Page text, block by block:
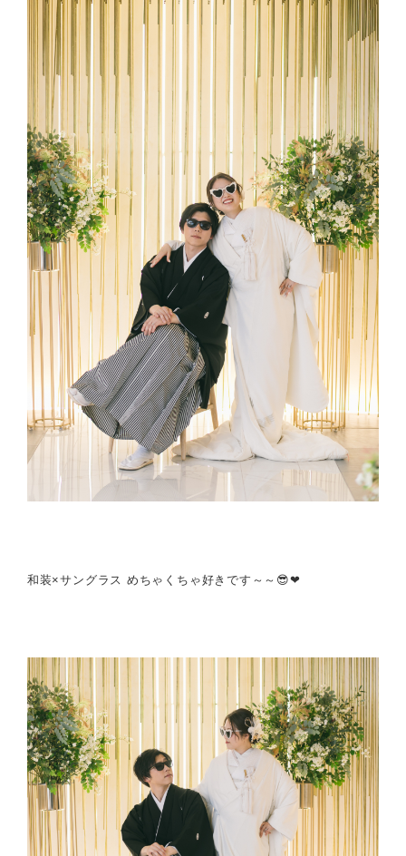
和装×サングラス めちゃくちゃ好きです～～😎❤